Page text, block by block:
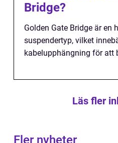
Bridge?
Golden Gate Bridge är en
suspendertyp, vilket
kabelupphängning för att
Läs fler
Fler nyheter